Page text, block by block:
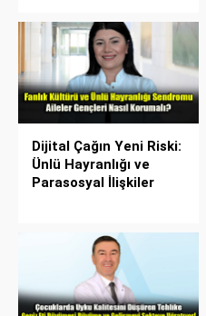
Dijital Çağın Yeni Riski:
Ünlü Hayranlığı ve
Parasosyal İlişkiler